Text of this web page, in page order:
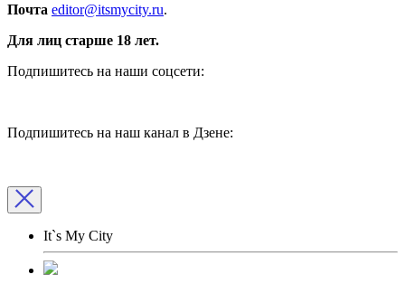
Почта editor@itsmycity.ru.
Для лиц старше 18 лет.
Подпишитесь на наши соцсети:
Подпишитесь на наш канал в Дзене:
It`s My City